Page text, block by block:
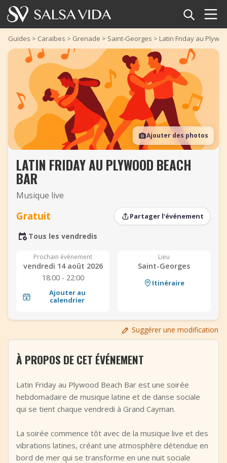
Accueil
Événements
Actualités
Articles
Vidéos
Glossaire
TuneTempo
Ajouter un événement
Guides > Caraïbes > Grenade > Saint-Georges > Latin Friday au
Ajouter des photos
LATIN FRIDAY AU PLYWOOD BEACH
BAR
Musique live
Gratuit Partager l’événement
Tous les vendredis
Prochain événement
vendredi 14 août 2026
18:00 - 22:00
Ajouter au
calendrier
Lieu
Saint-Georges
Itinéraire
Suggérer une modification
À PROPOS DE CET ÉVÉNEMENT
Latin Friday au Plywood Beach Bar est une soirée
hebdomadaire de musique latine et de danse sociale
qui se tient chaque vendredi à Grand Cayman.
La soirée commence tôt avec de la musique live et des
vibrations latines, créant une atmosphère détendue en
bord de mer qui se transforme en une nuit sociale